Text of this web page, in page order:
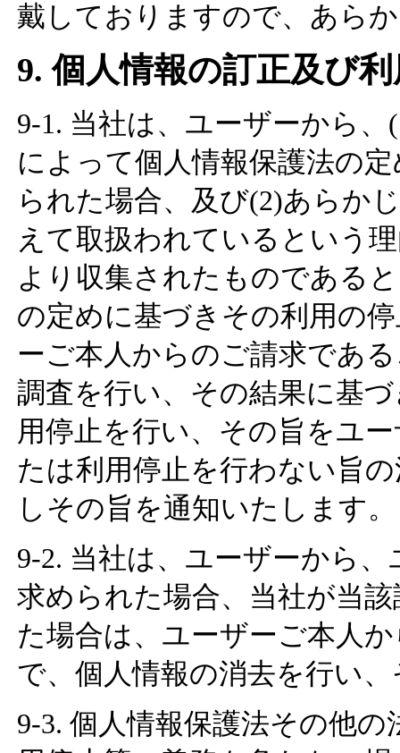
戴しておりますので、あら
9. 個人情報の訂正及び
9-1. 当社は、ユーザーから
によって個人情報保護法の
られた場合、及び(2)あらか
えて取扱われているという
より収集されたものである
の定めに基づきその利用の
ーご本人からのご請求であ
調査を行い、その結果に基
用停止を行い、その旨をユ
たは利用停止を行わない旨
しその旨を通知いたします。
9-2. 当社は、ユーザーから
求められた場合、当社が当
た場合は、ユーザーご本人
で、個人情報の消去を行い
9-3. 個人情報保護法その他